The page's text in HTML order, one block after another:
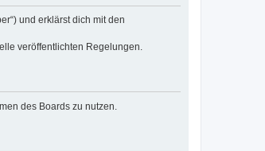
und erklärst dich mit den
veröffentlichten Regelungen.
des Boards zu nutzen.